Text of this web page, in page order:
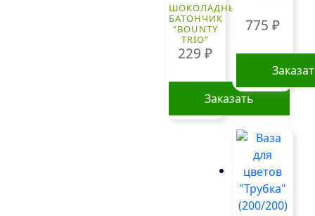
ШОКОЛАДНЫЙ
БАТОНЧИК
“BOUNTY
TRIO”
229₽
Заказать
775₽